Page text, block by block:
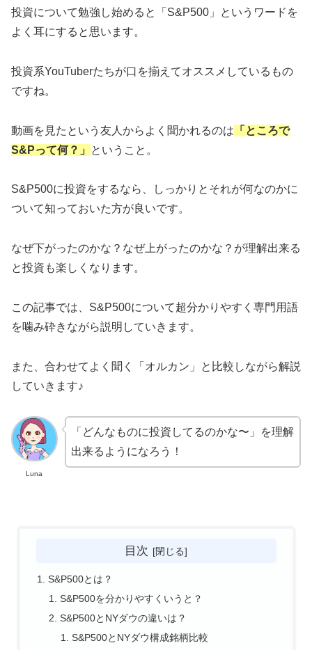
投資について勉強し始めると「S&P500」というワードを
よく耳にすると思います。
投資系YouTuberたちが口を揃えてオススメしているもの
ですね。
動画を見たという友人からよく聞かれるのは 「ところで
S&Pって何？」
ということ。
S&P500に投資をするなら、しっかりとそれが何なのかに
ついて知っておいた方が良いです。
なぜ下がったのかな？なぜ上がったのかな？が理解出来る
と投資も楽しくなります。
この記事では、S&P500について超分かりやすく専門用語
を噛み砕きながら説明していきます。
また、合わせてよく聞く「オルカン」と比較しながら解説
していきます♪
Luna
「どんなものに投資してるのかな〜」を理解
出来るようになろう！
目次
S&P500とは？
S&P500を分かりやすくいうと？
S&P500とNYダウの違いは？
S&P500とNYダウ構成銘柄比較